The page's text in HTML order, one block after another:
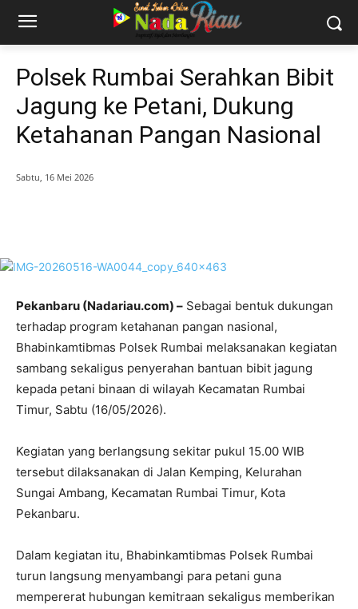
Polsek Rumbai Serahkan Bibit
Jagung ke Petani, Dukung
Ketahanan Pangan Nasional
Sabtu, 16 Mei 2026
Pekanbaru (Nadariau.com) – Sebagai bentuk dukungan
terhadap program ketahanan pangan nasional,
Bhabinkamtibmas Polsek Rumbai melaksanakan kegiatan
sambang sekaligus penyerahan bantuan bibit jagung
kepada petani binaan di wilayah Kecamatan Rumbai
Timur, Sabtu (16/05/2026).
Kegiatan yang berlangsung sekitar pukul 15.00 WIB
tersebut dilaksanakan di Jalan Kemping, Kelurahan
Sungai Ambang, Kecamatan Rumbai Timur, Kota
Pekanbaru.
Dalam kegiatan itu, Bhabinkamtibmas Polsek Rumbai
turun langsung menyambangi para petani guna
mempererat hubungan kemitraan sekaligus memberikan